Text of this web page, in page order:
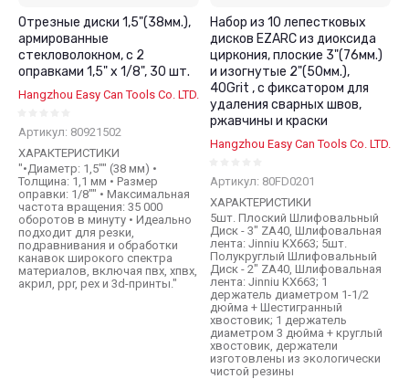
Отрезные диски 1,5"(38мм.),
армированные
стекловолокном, с 2
оправками 1,5" x 1/8", 30 шт.
Hangzhou Easy Can Tools Co. LTD.
Артикул: 80921502
ХАРАКТЕРИСТИКИ
"•Диаметр: 1,5"" (38 мм) •
Толщина: 1,1 мм • Размер
оправки: 1/8"" • Максимальная
частота вращения: 35 000
оборотов в минуту • Идеально
подходит для резки,
подравнивания и обработки
канавок широкого спектра
материалов, включая пвх, хпвх,
акрил, ppr, pex и 3d-принты."
Набор из 10 лепестковых
дисков EZARC из диоксида
циркония, плоские 3"(76мм.)
и изогнутые 2"(50мм.),
40Grit , с фиксатором для
удаления сварных швов,
ржавчины и краски
Hangzhou Easy Can Tools Co. LTD.
Артикул: 80FD0201
ХАРАКТЕРИСТИКИ
5шт. Плоский Шлифовальный
Диск - 3" ZA40, Шлифовальная
лента: Jinniu KX663; 5шт.
Полукруглый Шлифовальный
Диск - 2" ZA40, Шлифовальная
лента: Jinniu KX663; 1
держатель диаметром 1-1/2
дюйма + Шестигранный
хвостовик; 1 держатель
диаметром 3 дюйма + круглый
хвостовик, держатели
изготовлены из экологически
чистой резины